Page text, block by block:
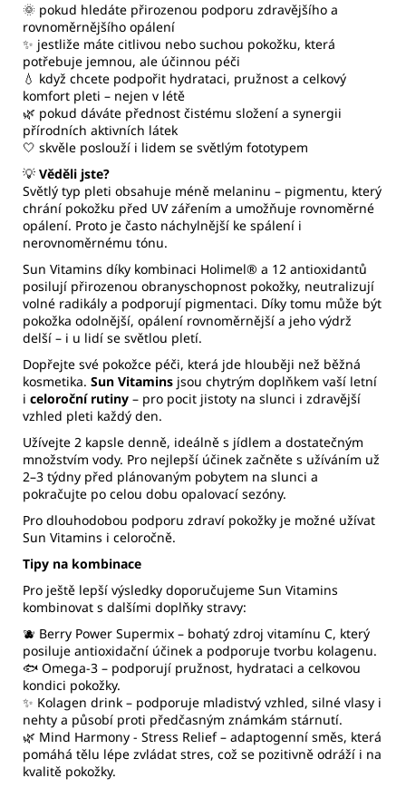
🌞 pokud hledáte přirozenou podporu zdravějšího a
rovnoměrnějšího opálení
✨ jestliže máte citlivou nebo suchou pokožku, která
potřebuje jemnou, ale účinnou péči
💧 když chcete podpořit hydrataci, pružnost a celkový
komfort pleti – nejen v létě
🌿 pokud dáváte přednost čistému složení a synergii
přírodních aktivních látek
🤍 skvěle poslouží i lidem se světlým fototypem
💡 Věděli jste?
Světlý typ pleti obsahuje méně melaninu – pigmentu, který
chrání pokožku před UV zářením a umožňuje rovnoměrné
opálení. Proto je často náchylnější ke spálení i
nerovnoměrnému tónu.
Sun Vitamins díky kombinaci Holimel® a 12 antioxidantů
posilují přirozenou obranyschopnost pokožky, neutralizují
volné radikály a podporují pigmentaci. Díky tomu může být
pokožka odolnější, opálení rovnoměrnější a jeho výdrž
delší – i u lidí se světlou pletí.
Dopřejte své pokožce péči, která jde hlouběji než běžná
kosmetika. Sun Vitamins jsou chytrým doplňkem vaší letní
i celoroční rutiny – pro pocit jistoty na slunci i zdravější
vzhled pleti každý den.
Užívejte 2 kapsle denně, ideálně s jídlem a dostatečným
množstvím vody. Pro nejlepší účinek začněte s užíváním už
2–3 týdny před plánovaným pobytem na slunci a
pokračujte po celou dobu opalovací sezóny.
Pro dlouhodobou podporu zdraví pokožky je možné užívat
Sun Vitamins i celoročně.
Tipy na kombinace
Pro ještě lepší výsledky doporučujeme Sun Vitamins
kombinovat s dalšími doplňky stravy:
🫐 Berry Power Supermix – bohatý zdroj vitamínu C, který
posiluje antioxidační účinek a podporuje tvorbu kolagenu.
🐟 Omega-3 – podporují pružnost, hydrataci a celkovou
kondici pokožky.
✨ Kolagen drink – podporuje mladistvý vzhled, silné vlasy i
nehty a působí proti předčasným známkám stárnutí.
🌿 Mind Harmony - Stress Relief– adaptogenní směs, která
pomáhá tělu lépe zvládat stres, což se pozitivně odráží i na
kvalitě pokožky.